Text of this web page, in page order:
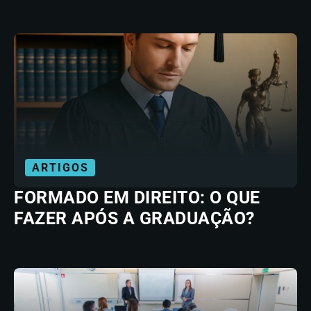
ARTIGOS
FORMADO EM DIREITO: O QUE
FAZER APÓS A GRADUAÇÃO?